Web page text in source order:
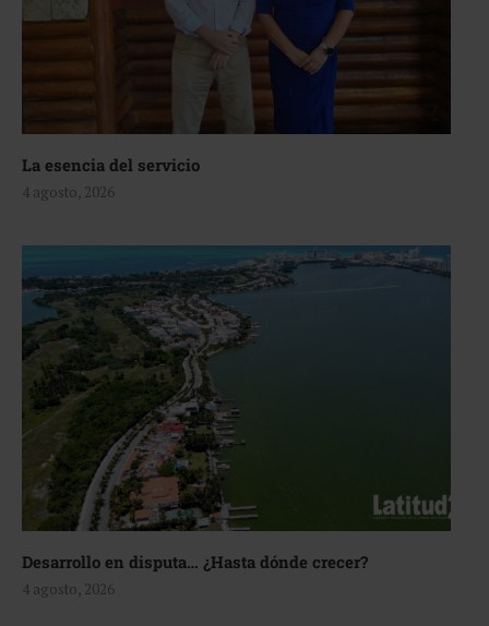
La esencia del servicio
4 agosto, 2026
Desarrollo en disputa… ¿Hasta dónde crecer?
4 agosto, 2026